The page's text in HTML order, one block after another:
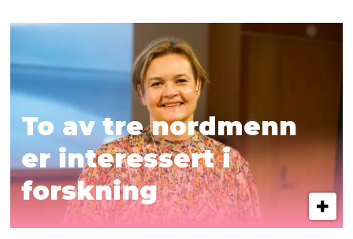
To av tre nordmenn
er interessert i
forskning